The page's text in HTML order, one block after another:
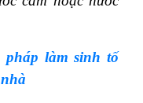
làm sinh tố